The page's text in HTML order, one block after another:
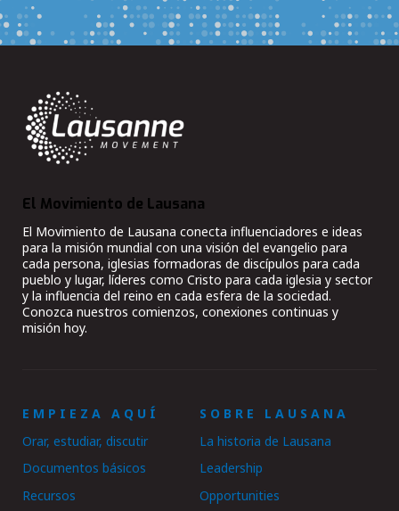
El Movimiento de Lausana
El Movimiento de Lausana conecta influenciadores e ideas
para la misión mundial con una visión del evangelio para
cada persona, iglesias formadoras de discípulos para cada
pueblo y lugar, líderes como Cristo para cada iglesia y sector
y la influencia del reino en cada esfera de la sociedad.
Conozca nuestros comienzos, conexiones continuas y
misión hoy.
EMPIEZA AQUÍ
Orar, estudiar, discutir
Documentos básicos
Recursos
SOBRE LAUSANA
La historia de Lausana
Leadership
Opportunities